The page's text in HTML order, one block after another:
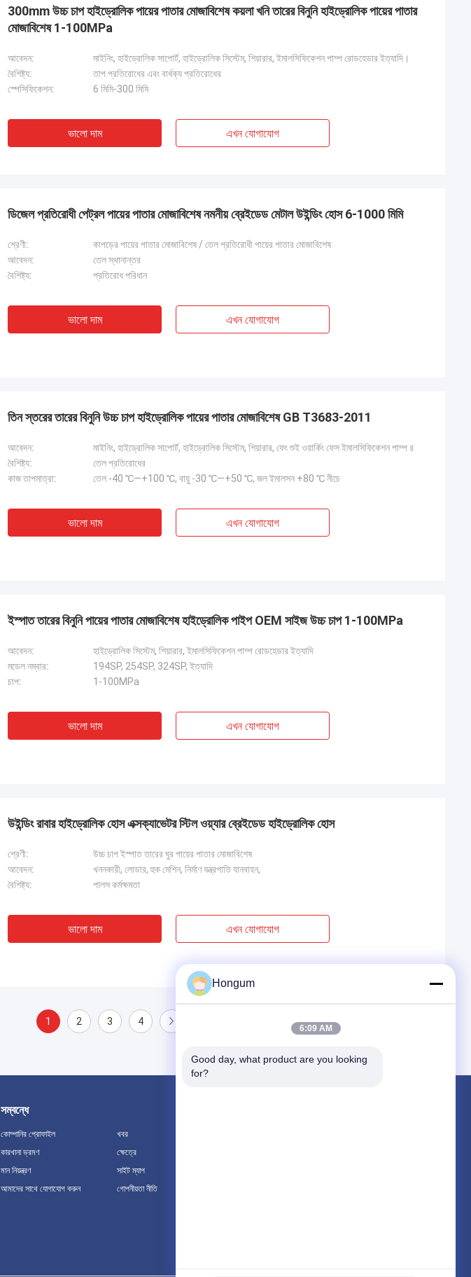
300mm উচ্চ চাপ হাইড্রোলিক পায়ের পাতার মোজাবিশেষ কয়লা খনি তারের বিনুনি হাইড্রোলিক পায়ের পাতার
মোজাবিশেষ 1-100MPa
আবেদন:
মাইনিং, হাইড্রোলিক সাপোর্ট, হাইড্রোলিক সিস্টেম, শিয়ারার, ইমালসিফিকেশন পাম্প রোডহেডার ইত্যাদি।
বৈশিষ্ট্য:
তাপ প্রতিরোধের এবং বার্ধক্য প্রতিরোধের
স্পেসিফিকেশন:
6 মিমি-300 মিমি
ভালো দাম এখন যোগাযোগ
ডিজেল প্রতিরোধী পেট্রল পায়ের পাতার মোজাবিশেষ নমনীয় ব্রেইডেড মেটাল উইন্ডিং হোস 6-1000 মিমি
শ্রেণী:
কাপড়ের পায়ের পাতার মোজাবিশেষ / তেল প্রতিরোধী পায়ের পাতার মোজাবিশেষ
আবেদন:
তেল স্থানান্তর
বৈশিষ্ট্য:
প্রতিরোধ পরিধান
ভালো দাম এখন যোগাযোগ
তিন স্তরের তারের বিনুনি উচ্চ চাপ হাইড্রোলিক পায়ের পাতার মোজাবিশেষ GB T3683-2011
আবেদন:
মাইনিং, হাইড্রোলিক সাপোর্ট, হাইড্রোলিক সিস্টেম, শিয়ারার, ফেং শুই ওয়ার্কিং ফেস ইমালসিফিকেশন পাম্প র
বৈশিষ্ট্য:
তেল প্রতিরোধের
কাজ তাপমাত্রা:
তেল -40 ℃—+100 ℃, বায়ু -30 ℃—+50 ℃, জল ইমালসন +80 ℃ নীচে
ভালো দাম এখন যোগাযোগ
ইস্পাত তারের বিনুনি পায়ের পাতার মোজাবিশেষ হাইড্রোলিক পাইপ OEM সাইজ উচ্চ চাপ 1-100MPa
আবেদন:
হাইড্রোলিক সিস্টেম, শিয়ারার, ইমালসিফিকেশন পাম্প রোডহেডার ইত্যাদি
মডেল নম্বার:
194SP, 254SP, 324SP, ইত্যাদি
চাপ:
1-100MPa
ভালো দাম এখন যোগাযোগ
উইন্ডিং রাবার হাইড্রোলিক হোস এক্সক্যাভেটর স্টিল ওয়্যার ব্রেইডেড হাইড্রোলিক হোস
শ্রেণী:
উচ্চ চাপ ইস্পাত তারের ঘুর পায়ের পাতার মোজাবিশেষ
আবেদন:
খননকারী, লোডার, হুক মেশিন, নির্মাণ যন্ত্রপাতি যানবাহন,
বৈশিষ্ট্য:
পালস কর্মক্ষমতা
ভালো দাম এখন যোগাযোগ
1 2 3 4
সম্বন্ধে
কোম্পানির প্রোফাইল
কারখানা ভ্রমণ
মান নিয়ন্ত্রণ
আমাদের সাথে যোগাযোগ করুন
খবর
ক্ষেত্রে
সাইট ম্যাপ
গোপনীয়তা নীতি
Hongum
6:09 AM
Good day, what product are you looking
for?